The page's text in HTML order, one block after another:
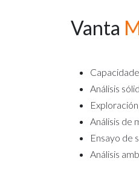
Vanta
Análisis
Análisis de
Ensayo de
Análisis